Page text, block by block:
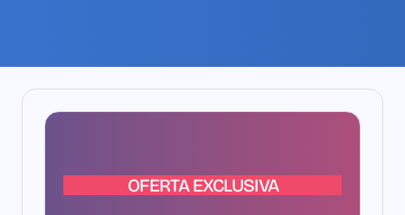
OFERTA EXCLUSIVA